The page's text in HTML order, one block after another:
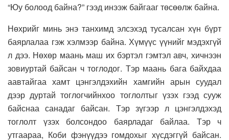
“Юу болоод байна?” гээд инээж байгааг төсөөлж байна.
Нөхрийг минь энэ танхимд элсэхэд тусалсан хүн бүрт
баярлалаа гэж хэлмээр байна. Хүмүүс үүнийг мэдэхгүй
л дээ. Нөхөр маань маш их бэртэл гэмтэл авч, хичнээн
зовиуртай байсан ч тоглодог. Тэр маань бага байхдаа
аавтайгаа хамт цэнгэлдэхийн хамгийн арын суудал
дээр дуртай тоглогчийнхоо тоглолтыг үзэх гээд сууж
байснаа санадаг байсан. Тэр зүгээр л цэнгэлдэхэд
тоглолт үзэх болсондоо баярладаг байлаа. Тэр ч
утгаараа, Коби фэнүүдээ гомдохыг хүсдэггүй байсан.